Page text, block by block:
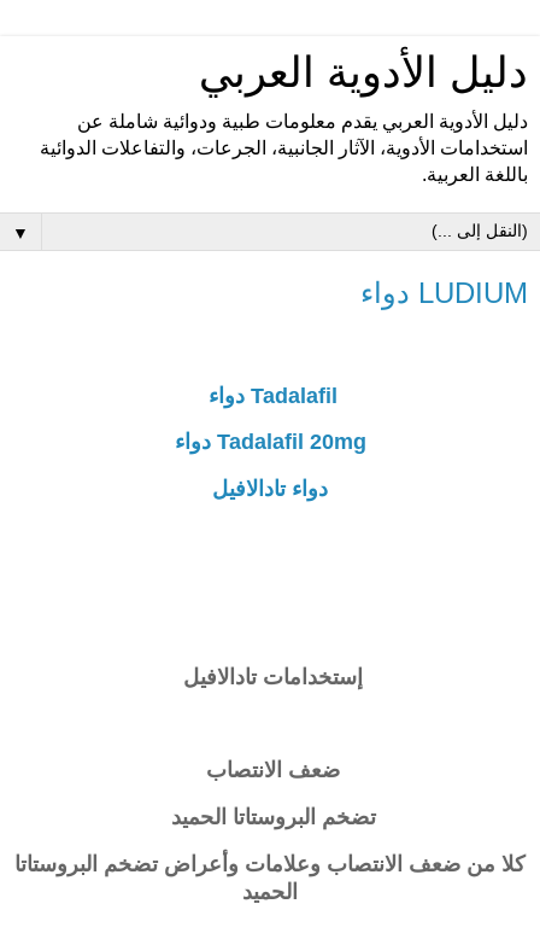
دليل الأدوية العربي
دليل الأدوية العربي يقدم معلومات طبية ودوائية شاملة عن
استخدامات الأدوية، الآثار الجانبية، الجرعات، والتفاعلات الدوائية
باللغة العربية.
▼
LUDIUM دواء
Tadalafil دواء
Tadalafil 20mg دواء
دواء تادالافيل
إستخدامات تادالافيل
ضعف الانتصاب
تضخم البروستاتا الحميد
كلا من ضعف الانتصاب وعلامات وأعراض تضخم البروستاتا
الحميد